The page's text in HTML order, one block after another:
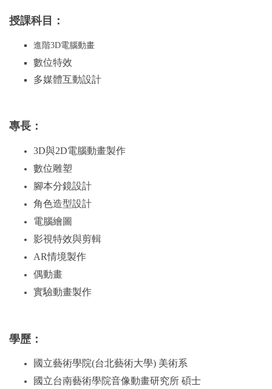
授課科目：
進階3D電腦動畫
數位特效
多媒體互動設計
專長：
3D與2D電腦動畫製作
數位雕塑
腳本分鏡設計
角色造型設計
電腦繪圖
影視特效與剪輯
AR情境製作
偶動畫
實驗動畫製作
學歷：
國立藝術學院(台北藝術大學) 美術系
國立台南藝術學院音像動畫研究所 碩士